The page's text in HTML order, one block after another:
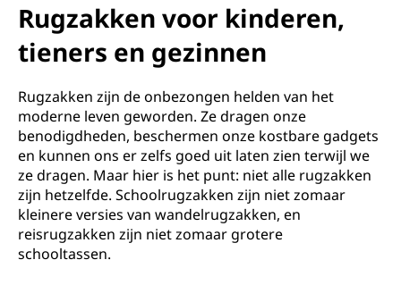
Rugzakken voor kinderen,
tieners en gezinnen
Rugzakken zijn de onbezongen helden van het
moderne leven geworden. Ze dragen onze
benodigdheden, beschermen onze kostbare gadgets
en kunnen ons er zelfs goed uit laten zien terwijl we
ze dragen. Maar hier is het punt: niet alle rugzakken
zijn hetzelfde. Schoolrugzakken zijn niet zomaar
kleinere versies van wandelrugzakken, en
reisrugzakken zijn niet zomaar grotere
schooltassen.